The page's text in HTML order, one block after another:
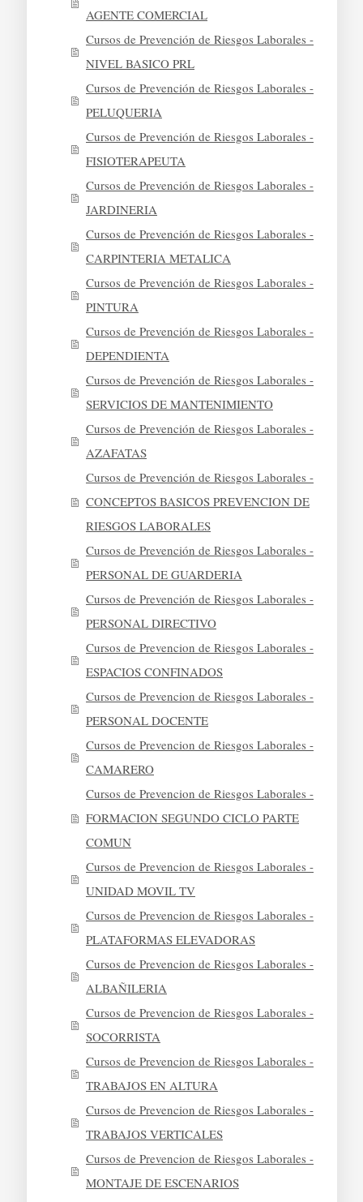
AGENTE COMERCIAL
Cursos de Prevención de Riesgos Laborales -
NIVEL BASICO PRL
Cursos de Prevención de Riesgos Laborales -
PELUQUERIA
Cursos de Prevención de Riesgos Laborales -
FISIOTERAPEUTA
Cursos de Prevención de Riesgos Laborales -
JARDINERIA
Cursos de Prevención de Riesgos Laborales -
CARPINTERIA METALICA
Cursos de Prevención de Riesgos Laborales -
PINTURA
Cursos de Prevención de Riesgos Laborales -
DEPENDIENTA
Cursos de Prevención de Riesgos Laborales -
SERVICIOS DE MANTENIMIENTO
Cursos de Prevención de Riesgos Laborales -
AZAFATAS
Cursos de Prevención de Riesgos Laborales -
CONCEPTOS BASICOS PREVENCION DE
RIESGOS LABORALES
Cursos de Prevención de Riesgos Laborales -
PERSONAL DE GUARDERIA
Cursos de Prevención de Riesgos Laborales -
PERSONAL DIRECTIVO
Cursos de Prevencion de Riesgos Laborales -
ESPACIOS CONFINADOS
Cursos de Prevencion de Riesgos Laborales -
PERSONAL DOCENTE
Cursos de Prevencion de Riesgos Laborales -
CAMARERO
Cursos de Prevencion de Riesgos Laborales -
FORMACION SEGUNDO CICLO PARTE
COMUN
Cursos de Prevencion de Riesgos Laborales -
UNIDAD MOVIL TV
Cursos de Prevencion de Riesgos Laborales -
PLATAFORMAS ELEVADORAS
Cursos de Prevencion de Riesgos Laborales -
ALBAÑILERIA
Cursos de Prevencion de Riesgos Laborales -
SOCORRISTA
Cursos de Prevencion de Riesgos Laborales -
TRABAJOS EN ALTURA
Cursos de Prevencion de Riesgos Laborales -
TRABAJOS VERTICALES
Cursos de Prevencion de Riesgos Laborales -
MONTAJE DE ESCENARIOS